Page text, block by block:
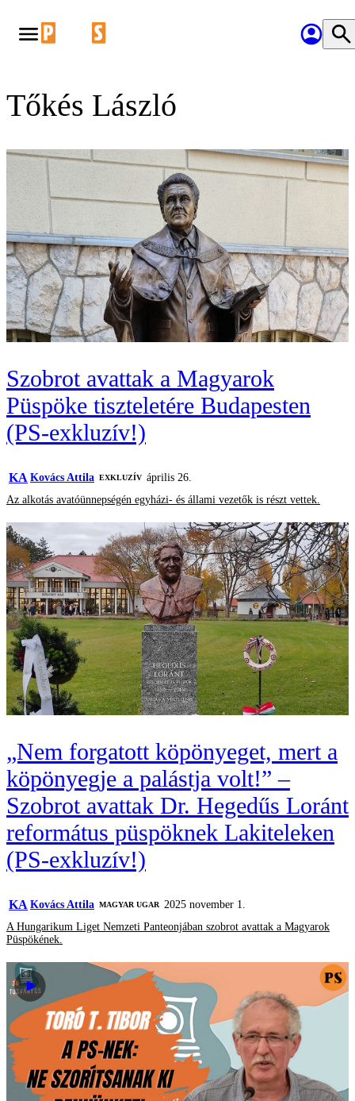
Tőkés László
Szobrot avattak a Magyarok
Püspöke tiszteletére Budapesten
(PS-exkluzív!)
KA Kovács Attila EXKLUZÍV április 26.
Az alkotás avatóünnepségén egyházi- és állami vezetők is részt vettek.
„Nem forgatott köpönyeget, mert a
köpönyegje a palástja volt!” –
Szobrot avattak Dr. Hegedűs Loránt
református püspöknek Lakiteleken
(PS-exkluzív!)
KA Kovács Attila MAGYAR UGAR 2025 november 1.
A Hungarikum Liget Nemzeti Panteonjában szobrot avattak a Magyarok
Püspökének.